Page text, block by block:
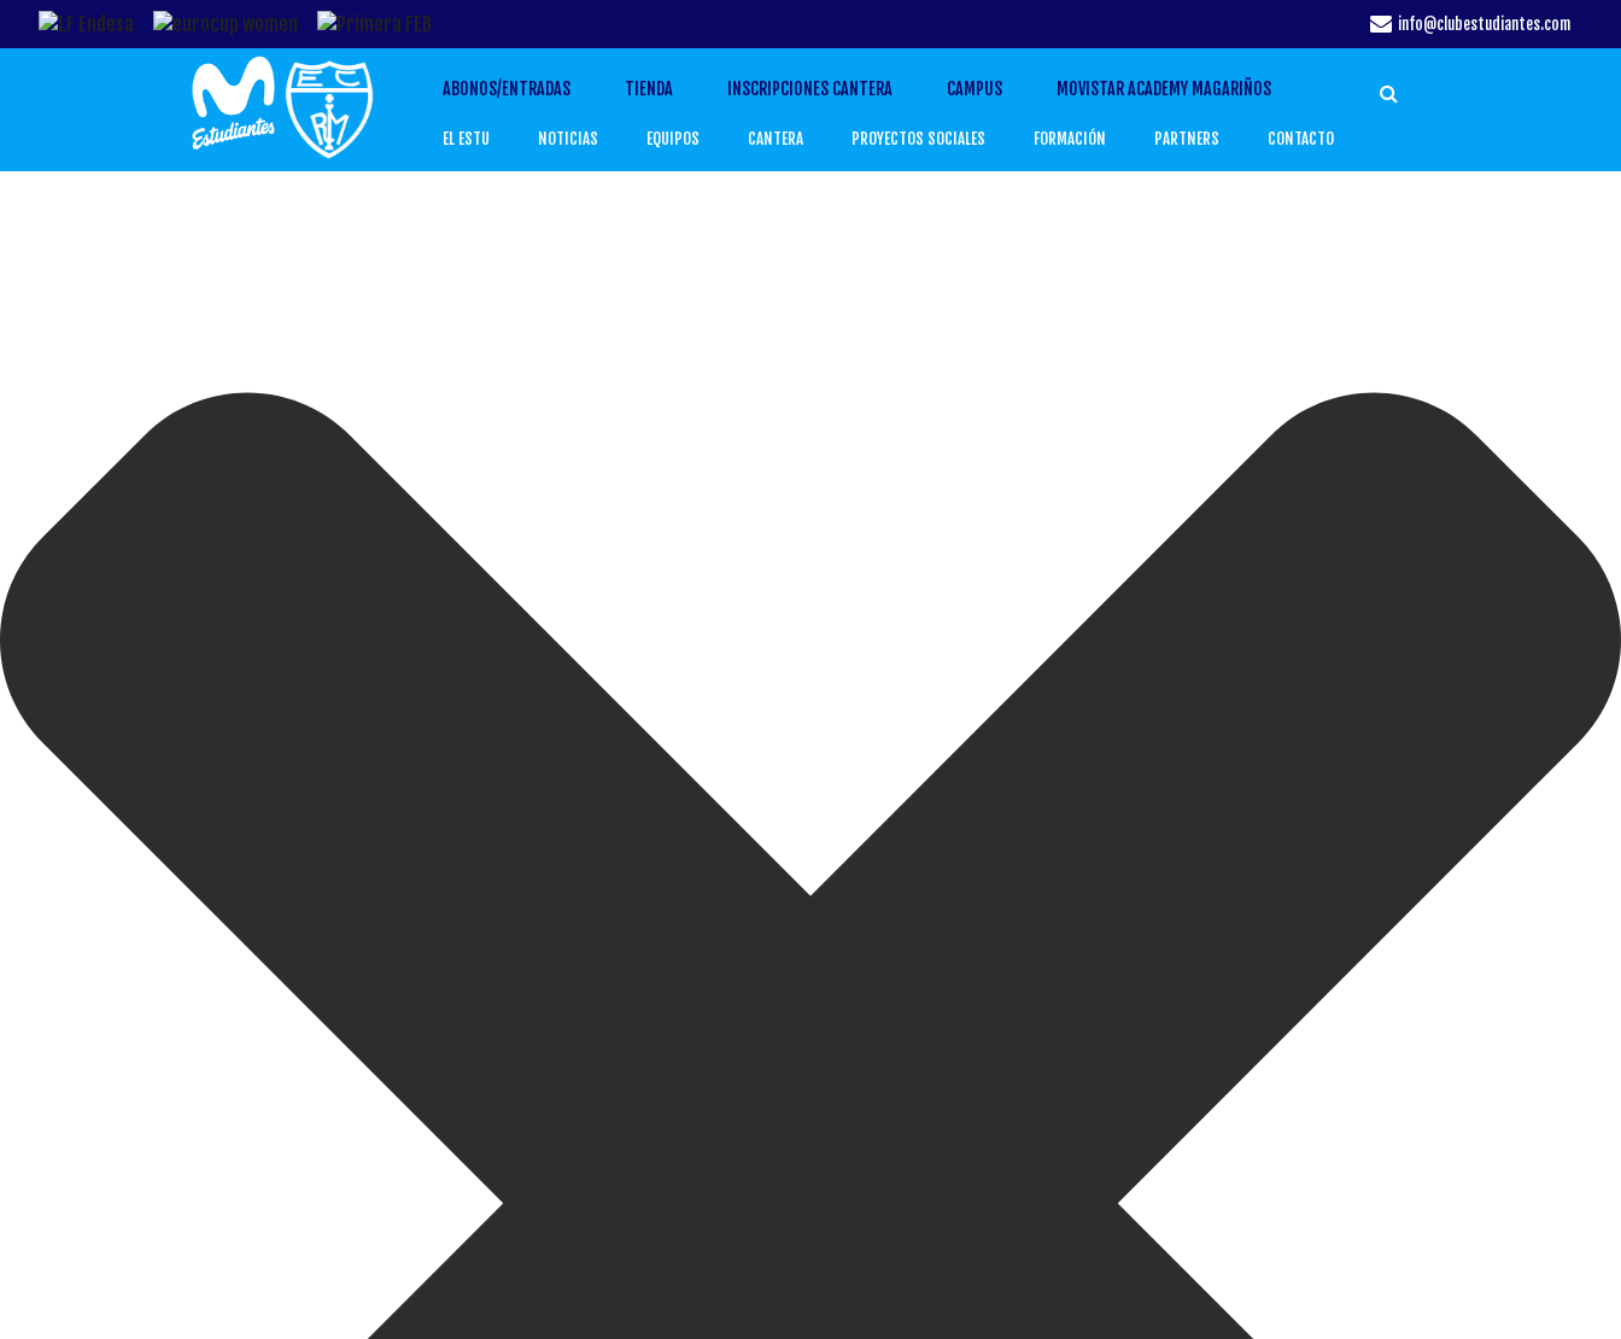
Gestionar el Consentimiento de las Cookies info@clubestudiantes.com
ABONOS/ENTRADAS TIENDA INSCRIPCIONES CANTERA CAMPUS MOVISTAR ACADEMY MAGARIÑOS
EL ESTU NOTICIAS EQUIPOS CANTERA PROYECTOS SOCIALES FORMACIÓN PARTNERS CONTACTO